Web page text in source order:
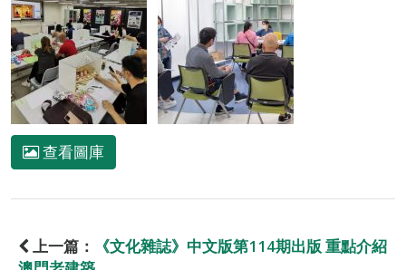
查看圖庫
上一篇：
《文化雜誌》中文版第114期出版 重點介紹